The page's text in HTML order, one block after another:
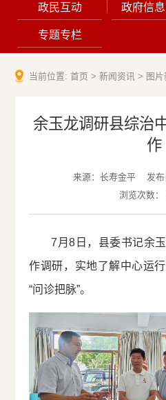
政民互动 政府信
专题专栏
当前位置:首页 >新闻资讯 > 图片
余玉龙调研县综治
作
来源：长寿金平
发
浏览次数：
7月8日，县委书记余
作调研，实地了解中心运
“问诊把脉”。